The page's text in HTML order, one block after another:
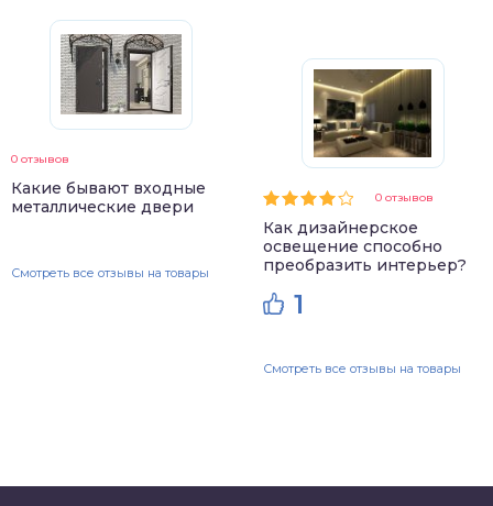
0 отзывов
Какие бывают входные
металлические двери
Смотреть все отзывы на товары
0 отзывов
Как дизайнерское
освещение способно
преобразить интерьер?
1
Смотреть все отзывы на товары